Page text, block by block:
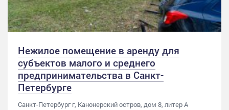
Нежилое помещение в аренду для
субъектов малого и среднего
предпринимательства в Санкт-
Петербурге
Санкт-Петербург г, Канонерский остров, дом 8, литер А